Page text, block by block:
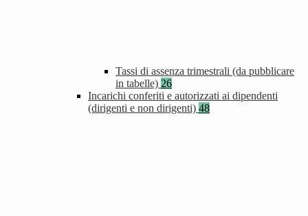
Tassi di assenza trimestrali (da pubblicare
in tabelle) 26
Incarichi conferiti e autorizzati ai dipendenti
(dirigenti e non dirigenti) 48